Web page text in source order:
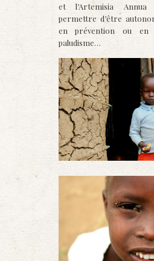
et l’Artemisia
permettre d’être
en prévention ou en
paludisme…